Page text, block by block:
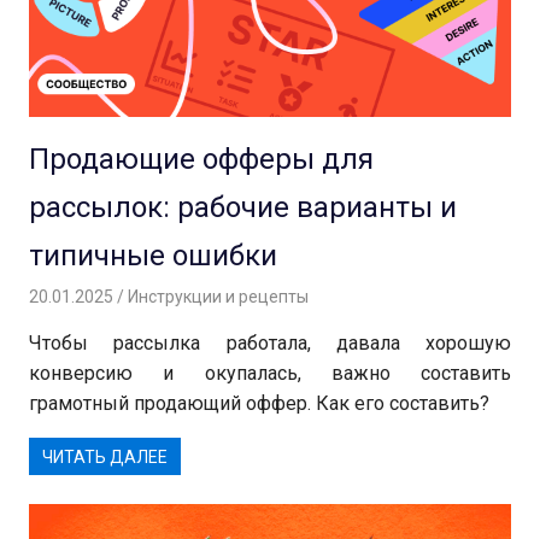
Продающие офферы для
рассылок: рабочие варианты и
типичные ошибки
20.01.2025 Андрей
Инструкции и рецепты
Чтобы рассылка работала, давала хорошую
конверсию и окупалась, важно составить
грамотный продающий оффер. Как его составить?
ЧИТАТЬ ДАЛЕЕ